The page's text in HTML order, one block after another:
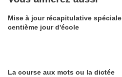
Mise à jour récapitulative spéciale
centième jour d'école
La course aux mots ou la dictée